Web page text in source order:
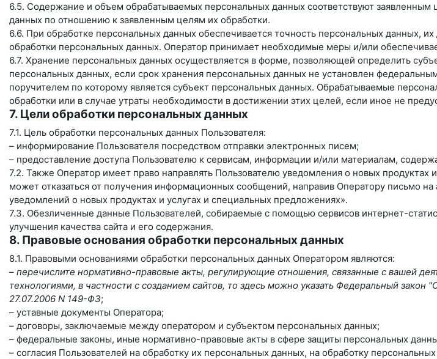
6.5. Содержание и объем обрабатываемых персональных данных соответствуют
данных по отношению к заявленным целям их обработки.
6.6. При обработке персональных данных обеспечивается точность персональных данных,
обработки персональных данных. Оператор принимает необходимые меры и/или
6.7. Хранение персональных данных осуществляется в форме, позволяющей определить
персональных данных, если срок хранения персональных данных не установлен
поручителем по которому является субъект персональных данных. Обрабатываемые
обработки или в случае утраты необходимости в достижении этих целей, если иное не
7. Цели обработки персональных данных
7.1. Цель обработки персональных данных Пользователя:
– информирование Пользователя посредством отправки электронных писем;
– предоставление доступа Пользователю к сервисам, информации и/или материалам,
7.2. Также Оператор имеет право направлять Пользователю уведомления о новых
может отказаться от получения информационных сообщений, направив Оператору письмо на
уведомлений о новых продуктах и услугах и специальных предложениях».
7.3. Обезличенные данные Пользователей, собираемые с помощью сервисов интернет-
улучшения качества сайта и его содержания.
8. Правовые основания обработки персональных данных
8.1. Правовыми основаниями обработки персональных данных Оператором являются:
– перечислите нормативно-правовые акты, регулирующие отношения, связанные с вашей
технологиями, в частности с созданием сайтов, то здесь можно указать Федеральный
27.07.2006 N 149-ФЗ;
– уставные документы Оператора;
– договоры, заключаемые между оператором и субъектом персональных данных;
– федеральные законы, иные нормативно-правовые акты в сфере защиты персональных
– согласия Пользователей на обработку их персональных данных, на обработку